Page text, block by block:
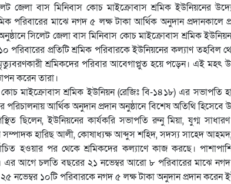
জেলা বাস মিনিবাস কোচ মাইক্রোবাস শ্রমিক ইউনিয়নের
পরিবারের মাঝে নগদ ৫ লক্ষ টাকা আর্থিক অনুদান প্রদানকালে
সিলেট জেলা বাস মিনিবাস কোচ মাইক্রোবাস শ্রমিক
পরিবারের প্রতিটি শ্রমিক পরিবারকে ইউনিয়নের কল্যাণ তহবিল
শ্রমিকদের পরিবার আবেগাপ্লুত হয়ে পড়েন। এই মহৎ
করেন তারা।
মাইক্রোবাস শ্রমিক ইউনিয়ন (রেজিঃ বি-১৪১৮) এর সভাপতি
আর্থিক অনুদান প্রদান অনুষ্ঠানে বিশেষ অতিথি হিসেবে
ছিলেন, ইউনিয়নের কার্যকরি সভাপতি রুনু মিয়া, যুগ্ম
সম্পাদক হারিছ আলী, কোষাধ্যক্ষ আব্দুস শহিদ, সদস্য সাহেদ
হওয়ার পর থেকে শ্রমিকদের কল্যাণে কাজ করছে।
এর আগে চলতি বছরের ২১ নভেম্বর আরো ৮ পরিবারের মাঝে
নভেম্বর ১০টি পরিবারকে নগদ ৫ লক্ষ টাকা অনুদান প্রদান করেন